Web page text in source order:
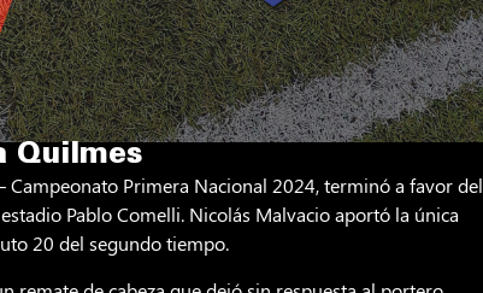
Quilmes
Primera Nacional 2024, terminó a favor del
Pablo Comelli. Nicolás Malvacio aportó la única
20 del segundo tiempo.